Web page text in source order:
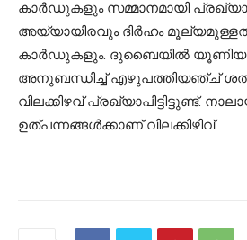
കാര്‍ഡുകളും സമ്മാനമായി
അയ്യായിരവും ദിര്‍ഹം
കാര്‍ഡുകളും. ദുബൈയില്‍ യൂണിയന്‍
അനുബന്ധിച്ച് എഴുപത്തിയഞ്ച്
വിലക്കിഴവ് പ്രഖ്യാപിട്ടിട്ടുണ്ട്.
ഉത്പന്നങ്ങള്‍ക്കാണ് വിലക്കിഴിവ്.